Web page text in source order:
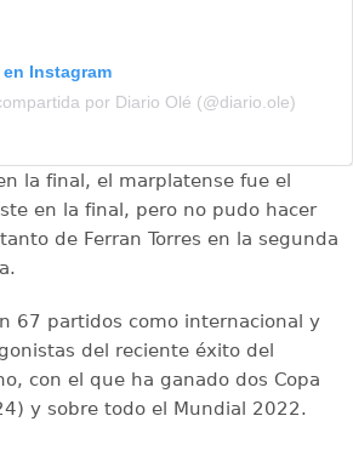
Instagram
por Diario Olé (@diario.ole)
la final, el marplatense fue el
en la final, pero no pudo hacer
de Ferran Torres en la segunda
67 partidos como internacional y
del reciente éxito del
con el que ha ganado dos Copa
y sobre todo el Mundial 2022.